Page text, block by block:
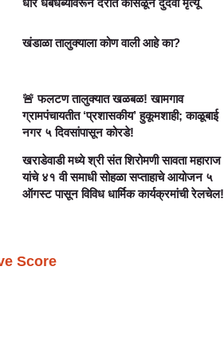
धार धबधब्यावरून दरीत कोसळून दुर्दैवी मृत्यू
खंडाळा तालुक्याला कोण वाली आहे का?
🚨 फलटण तालुक्यात खळबळ! खामगाव
ग्रामपंचायतीत ‘प्रशासकीय’ हुकूमशाही; काळूबाई
नगर ५ दिवसांपासून कोरडे!
खराडेवाडी मध्ये श्री संत शिरोमणी सावता महाराज
यांचे ४१ वी समाधी सोहळा सप्ताहाचे आयोजन ५
ऑगस्ट पासून विविध धार्मिक कार्यक्रमांची रेलचेल!
Score